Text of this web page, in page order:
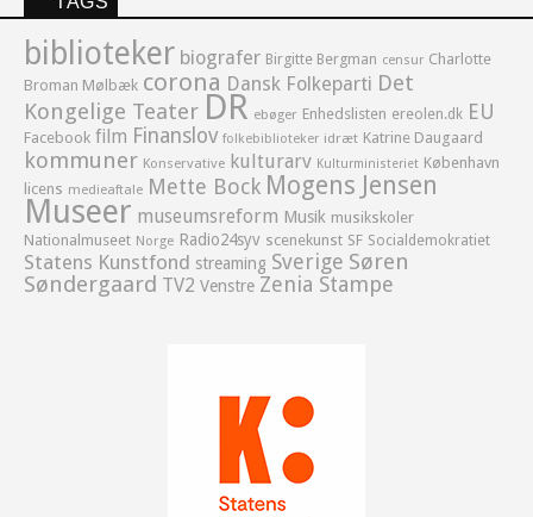
biblioteker biografer Birgitte Bergman censur Charlotte
Broman Mølbæk corona Dansk Folkeparti Det
Kongelige Teater DR ebøger Enhedslisten ereolen.dk EU
Facebook film Finanslov folkebiblioteker idræt Katrine Daugaard
kommuner Konservative kulturarv Kulturministeriet København
licens medieaftale Mette Bock Mogens Jensen
Museer museumsreform Musik musikskoler
Nationalmuseet Norge Radio24syv scenekunst SF Socialdemokratiet
Statens Kunstfond streaming Sverige Søren
Søndergaard TV2 Venstre Zenia Stampe